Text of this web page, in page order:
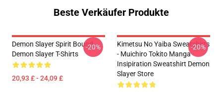
Beste Verkäufer Produkte
Demon Slayer Spirit Bound
Demon Slayer T-Shirts
20,93 £ - 24,09 £
-20%
Kimetsu No Yaiba Sweatshirts
- Muichiro Tokito Manga
Insipiration Sweatshirt Demon
Slayer Store
-20%